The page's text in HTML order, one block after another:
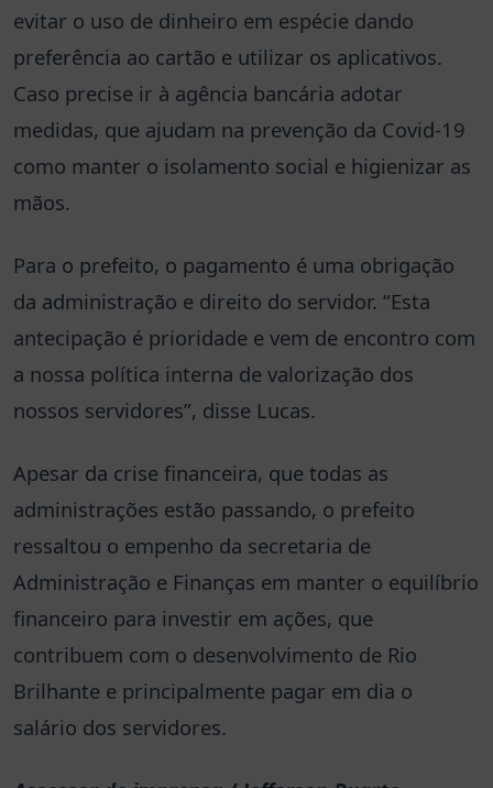
evitar o uso de dinheiro em espécie dando
preferência ao cartão e utilizar os aplicativos.
Caso precise ir à agência bancária adotar
medidas, que ajudam na prevenção da Covid-19
como manter o isolamento social e higienizar as
mãos.
Para o prefeito, o pagamento é uma obrigação
da administração e direito do servidor. “Esta
antecipação é prioridade e vem de encontro com
a nossa política interna de valorização dos
nossos servidores”, disse Lucas.
Apesar da crise financeira, que todas as
administrações estão passando, o prefeito
ressaltou o empenho da secretaria de
Administração e Finanças em manter o equilíbrio
financeiro para investir em ações, que
contribuem com o desenvolvimento de Rio
Brilhante e principalmente pagar em dia o
salário dos servidores.